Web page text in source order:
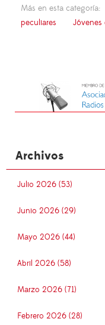
Más en esta categoría:
peculiares
Jóvenes
Archivos
Julio 2026 (53)
Junio 2026 (29)
Mayo 2026 (44)
Abril 2026 (58)
Marzo 2026 (71)
Febrero 2026 (28)